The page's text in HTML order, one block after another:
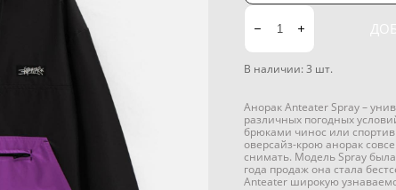
В наличии:3 шт.
Анорак Anteater Spray –
различных погодных
брюками чинос или
оверсайз-крою анорак
снимать. Модель Spray
года продаж она стала
Anteater широкую